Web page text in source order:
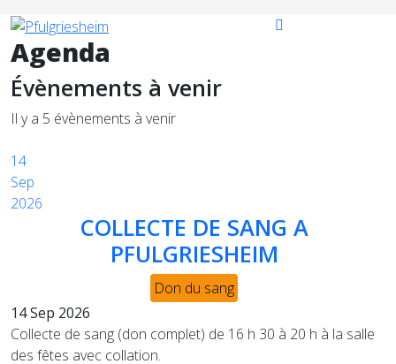
Agenda
Évènements à venir
Il y a 5 évènements à venir
14
Sep
2026
COLLECTE DE SANG A
PFULGRIESHEIM
Don du sang
14 Sep 2026
Collecte de sang (don complet) de 16 h 30 à 20 h à la salle
des fêtes avec collation.
précédente
précédent
suivante
suivant